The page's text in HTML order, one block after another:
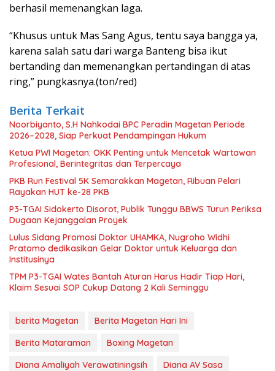
berhasil memenangkan laga.
“Khusus untuk Mas Sang Agus, tentu saya bangga ya,
karena salah satu dari warga Banteng bisa ikut
bertanding dan memenangkan pertandingan di atas
ring,” pungkasnya.(ton/red)
Berita Terkait
Noorbiyanto, S.H Nahkodai BPC Peradin Magetan Periode
2026–2028, Siap Perkuat Pendampingan Hukum
Ketua PWI Magetan: OKK Penting untuk Mencetak Wartawan
Profesional, Berintegritas dan Terpercaya
PKB Run Festival 5K Semarakkan Magetan, Ribuan Pelari
Rayakan HUT ke-28 PKB
P3-TGAI Sidokerto Disorot, Publik Tunggu BBWS Turun Periksa
Dugaan Kejanggalan Proyek
Lulus Sidang Promosi Doktor UHAMKA, Nugroho Widhi
Pratomo dedikasikan Gelar Doktor untuk Keluarga dan
Institusinya
TPM P3-TGAI Wates Bantah Aturan Harus Hadir Tiap Hari,
Klaim Sesuai SOP Cukup Datang 2 Kali Seminggu
berita Magetan
Berita Magetan Hari Ini
Berita Mataraman
Boxing Magetan
Diana Amaliyah Verawatiningsih
Diana AV Sasa